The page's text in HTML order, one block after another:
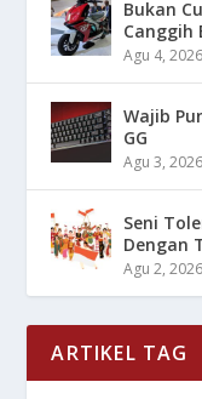
Bukan
Canggih
Agu 4, 2026
Wajib
GG
Agu 3, 2026
Seni
Dengan
Agu 2, 2026
ARTIKEL TAG